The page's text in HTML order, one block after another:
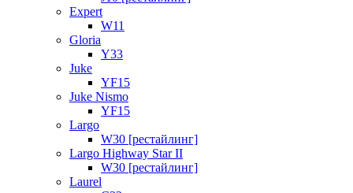
Expert
W11
Gloria
Y33
Juke
YF15
Juke Nismo
YF15
Largo
W30 [рестайлинг]
Largo Highway Star II
W30 [рестайлинг]
Laurel